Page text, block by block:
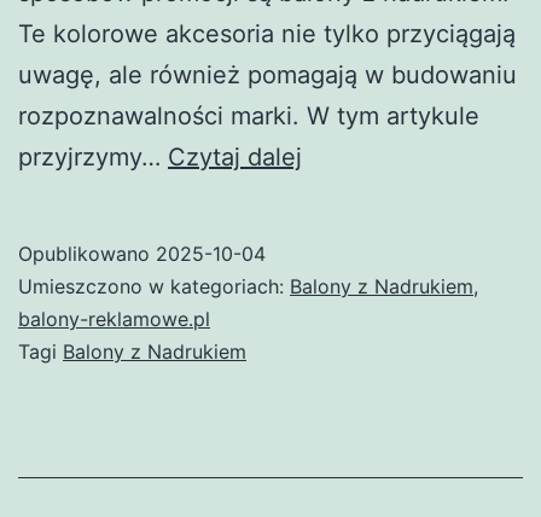
Te kolorowe akcesoria nie tylko przyciągają
uwagę, ale również pomagają w budowaniu
rozpoznawalności marki. W tym artykule
przyjrzymy… Czytaj dalej
–
Biznesu
Opublikowano 2025-10-04
Umieszczono w kategoriach: Balony z Nadrukiem,
balony-reklamowe.pl
Tagi Balony z Nadrukiem